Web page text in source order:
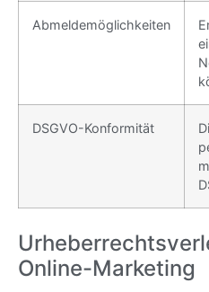
Abmeldemöglichkeiten
DSGVO-Konformität
Online-Marketing